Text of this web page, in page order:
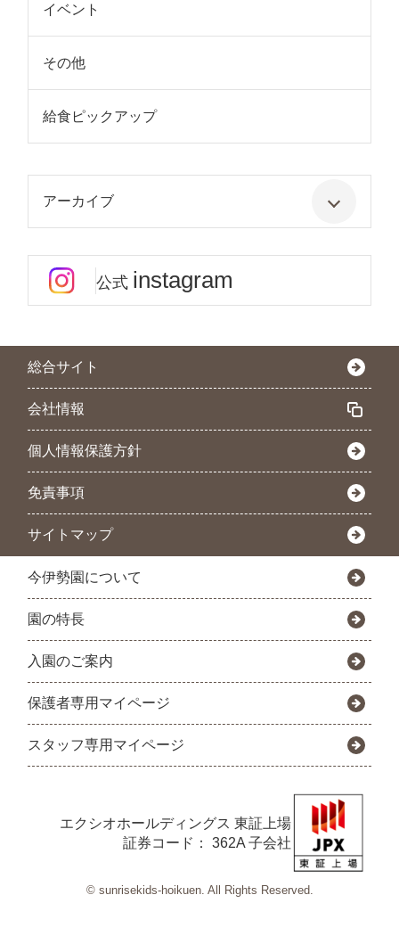
イベント
その他
給食ピックアップ
アーカイブ
公式 instagram
総合サイト
会社情報
個人情報保護方針
免責事項
サイトマップ
今伊勢園について
園の特長
入園のご案内
保護者専用マイページ
スタッフ専用マイページ
エクシオホールディングス 東証上場
証券コード： 362A 子会社
© sunrisekids-hoikuen. All Rights Reserved.